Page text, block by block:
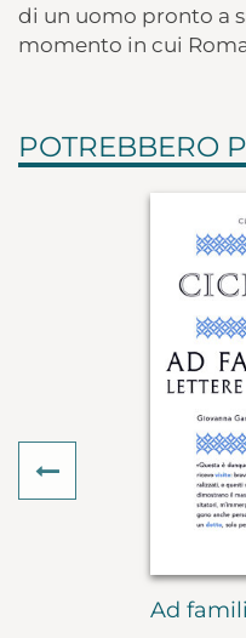
di un uomo pronto a
momento in cui
POTREBBERO
Ad
Previous